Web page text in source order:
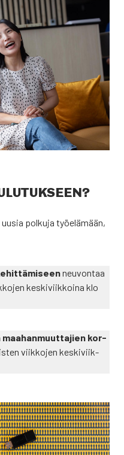
pol­ku­ja työ­elä­mään,
neu­von­taa
kes­ki­viik­koi­na klo
maa­han­muut­ta­jien kor­
viik­ko­jen kes­ki­viik­